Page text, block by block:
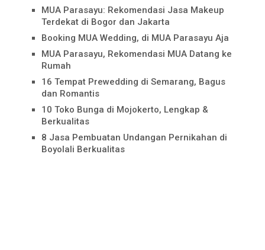
MUA Parasayu: Rekomendasi Jasa Makeup
Terdekat di Bogor dan Jakarta
Booking MUA Wedding, di MUA Parasayu Aja
MUA Parasayu, Rekomendasi MUA Datang ke
Rumah
16 Tempat Prewedding di Semarang, Bagus
dan Romantis
10 Toko Bunga di Mojokerto, Lengkap &
Berkualitas
8 Jasa Pembuatan Undangan Pernikahan di
Boyolali Berkualitas